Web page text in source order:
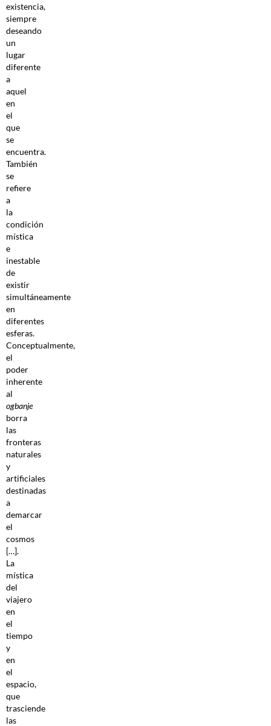
existencia,
siempre
deseando
un
lugar
diferente
a
aquel
en
el
que
se
encuentra.
También
se
refiere
a
la
condición
mística
e
inestable
de
existir
simultáneamente
en
diferentes
esferas.
Conceptualmente,
el
poder
inherente
al
ogbanje
borra
las
fronteras
naturales
y
artificiales
destinadas
a
demarcar
el
cosmos
[…].
La
mística
del
viajero
en
el
tiempo
y
en
el
espacio,
que
trasciende
las